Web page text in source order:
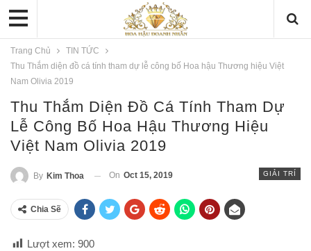
Trang Chủ
TIN TỨC
Thu Thắm diện đồ cá tính tham dự lễ công bố Hoa hậu Thương hiệu Việt
Nam Olivia 2019
Thu Thắm Diện Đồ Cá Tính Tham Dự
Lễ Công Bố Hoa Hậu Thương Hiệu
Việt Nam Olivia 2019
GIẢI TRÍ
By Kim Thoa On Oct 15, 2019
Chia Sẽ
Lượt xem: 900